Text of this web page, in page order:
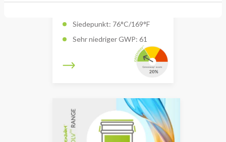
Siedepunkt: 76°C/169°F
Sehr niedriger GWP: 61